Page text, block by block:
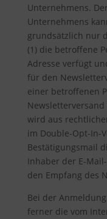
Unternehmens.
Unternehmens
grundsätzlich nur
(1) die betroffene
Adresse verfügt
für den
einer betroffenen
wird aus
im Double-Opt-In-
Bestätigungsmail
Inhaber der E-
den Empfang des
Bei der
ferner die vom